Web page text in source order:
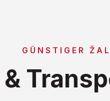
GÜNSTIGER